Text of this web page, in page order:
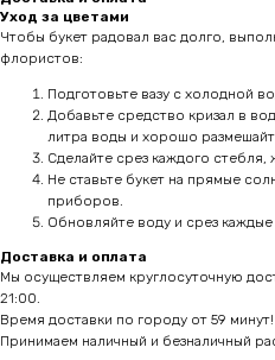
Уход за цветами
Чтобы букет радовал вас долго,
флористов:
Подготовьте вазу с холодной
Добавьте средство кризал в
литра воды и хорошо
Сделайте срез каждого стебля,
Не ставьте букет на прямые
приборов.
Обновляйте воду и срез каждые
Доставка и оплата
Мы осуществляем круглосуточную
21:00.
Время доставки по городу от 59 минут!
Принимаем наличный и безналичный